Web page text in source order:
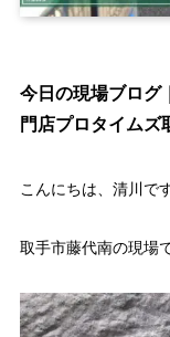
今日の現場ブログ
門店プロタイムズ
こんにちは、清川です
取手市藤代南の現場